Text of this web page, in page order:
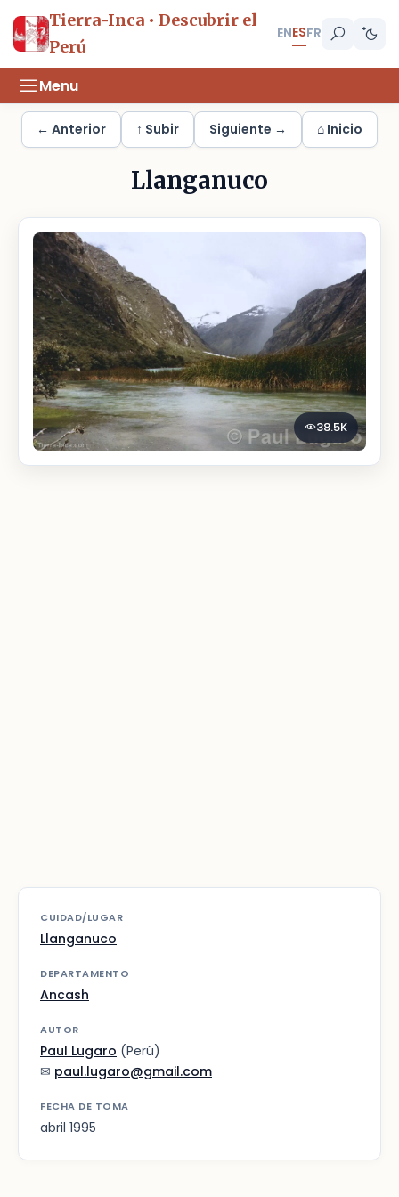
Tierra-Inca • Descubrir el
Perú
ENESFR
Menu
← Anterior ↑ Subir Siguiente → ⌂ Inicio
Llanganuco
38.5K
CUIDAD/LUGAR
Llanganuco
DEPARTAMENTO
Ancash
AUTOR
Paul Lugaro (Perú)
✉ paul.lugaro@gmail.com
FECHA DE TOMA
abril 1995